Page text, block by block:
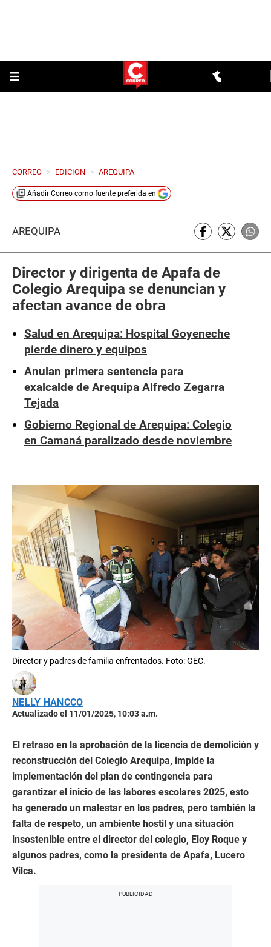
CORREO > EDICION > AREQUIPA
Añadir Correo como fuente preferida en
AREQUIPA
Director y dirigenta de Apafa de
Colegio Arequipa se denuncian y
afectan avance de obra
Salud en Arequipa: Hospital Goyeneche
pierde dinero y equipos
Anulan primera sentencia para
exalcalde de Arequipa Alfredo Zegarra
Tejada
Gobierno Regional de Arequipa: Colegio
en Camaná paralizado desde noviembre
Director y padres de familia enfrentados. Foto: GEC.
NELLY HANCCO
Actualizado el 11/01/2025, 10:03 a.m.
El retraso en la aprobación de la licencia de demolición y
reconstrucción del Colegio Arequipa, impide la
implementación del plan de contingencia para
garantizar el inicio de las labores escolares 2025, esto
ha generado un malestar en los padres, pero también la
falta de respeto, un ambiente hostil y una situación
insostenible entre el director del colegio, Eloy Roque y
algunos padres, como la presidenta de Apafa, Lucero
Vilca.